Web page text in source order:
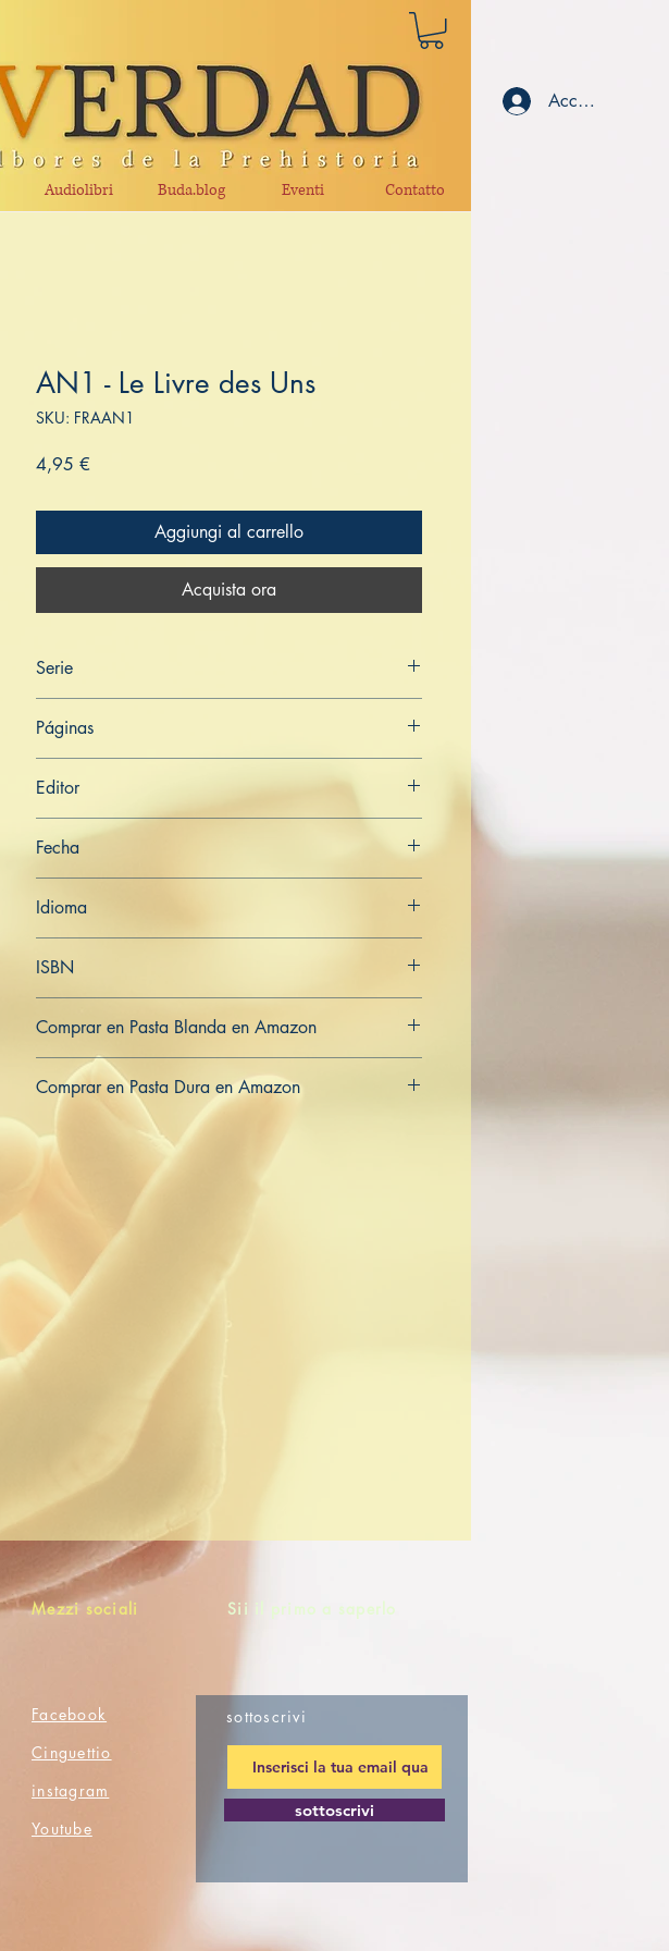
Audiolibri Buda.blog Eventi Contatto
Accedi
AN1 - Le Livre des Uns
SKU: FRAAN1
4,95 €
Aggiungi al carrello
Acquista ora
Serie
Páginas
Editor
Libros de Verdad
Fecha
Idioma
ISBN
Comprar en Pasta Blanda en Amazon
US DE UK
Comprar en Pasta Dura en Amazon
FR CA
Mezzi sociali Sii il primo a saperlo
Facebook
Cinguettio
instagram
Youtube
sottoscrivi
sottoscrivi